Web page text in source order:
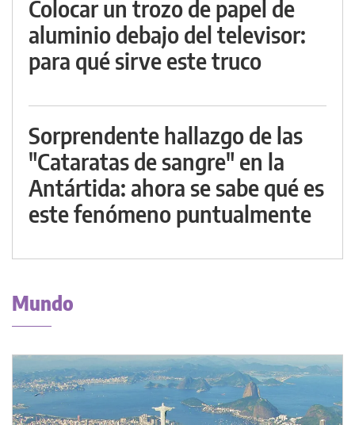
Colocar un trozo de papel de
aluminio debajo del televisor:
para qué sirve este truco
Sorprendente hallazgo de las
"Cataratas de sangre" en la
Antártida: ahora se sabe qué es
este fenómeno puntualmente
Mundo